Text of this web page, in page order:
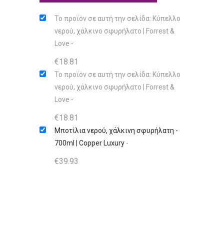
Το προϊόν σε αυτή την σελίδα: Κύπελλο
νερού, χάλκινο σφυρήλατο | Forrest &
Love -
€18.81
Το προϊόν σε αυτή την σελίδα: Κύπελλο
νερού, χάλκινο σφυρήλατο | Forrest &
Love -
€18.81
Μποτίλια νερού, χάλκινη σφυρήλατη -
700ml | Copper Luxury -
€39.93